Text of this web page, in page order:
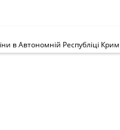
в Автономній Республіці Крим